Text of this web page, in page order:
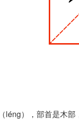
léng），部首是木部